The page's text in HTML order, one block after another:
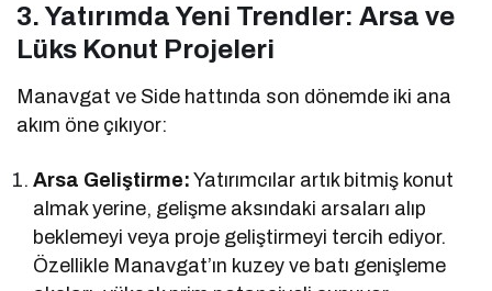
3. Yatırımda Yeni Trendler: Arsa ve
Lüks Konut Projeleri
Manavgat ve Side hattında son dönemde iki ana
akım öne çıkıyor:
Arsa Geliştirme: Yatırımcılar artık bitmiş konut
almak yerine, gelişme aksındaki arsaları alıp
beklemeyi veya proje geliştirmeyi tercih ediyor.
Özellikle Manavgat’ın kuzey ve batı genişleme